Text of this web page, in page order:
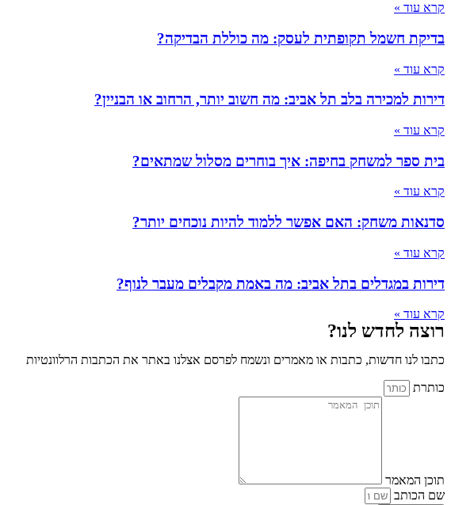
קרא עוד »
בדיקת חשמל תקופתית לעסק: מה כוללת הבדיקה?
קרא עוד »
דירות למכירה בלב תל אביב: מה חשוב יותר, הרחוב או הבניין?
קרא עוד »
בית ספר למשחק בחיפה: איך בוחרים מסלול שמתאים?
קרא עוד »
סדנאות משחק: האם אפשר ללמוד להיות נוכחים יותר?
קרא עוד »
דירות במגדלים בתל אביב: מה באמת מקבלים מעבר לנוף?
קרא עוד »
רוצה לחדש לנו?
כתבו לנו חדשות, כתבות או מאמרים ונשמח לפרסם אצלנו באתר את הכתבות הרלוונטיות
כותרת
תוכן המאמר
שם הכותב